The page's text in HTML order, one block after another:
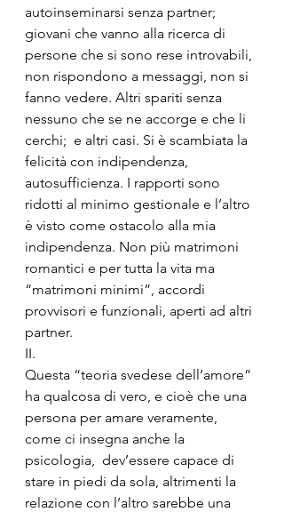
autoinseminarsi senza partner;
giovani che vanno alla ricerca di
persone che si sono rese introvabili,
non rispondono a messaggi, non si
fanno vedere. Altri spariti senza
nessuno che se ne accorge e che li
cerchi;  e altri casi. Si è scambiata la
felicità con indipendenza,
autosufficienza. I rapporti sono
ridotti al minimo gestionale e l’altro
è visto come ostacolo alla mia
indipendenza. Non più matrimoni
romantici e per tutta la vita ma
“matrimoni minimi”, accordi
provvisori e funzionali, aperti ad altri
partner.
II.
Questa “teoria svedese dell’amore”
ha qualcosa di vero, e cioè che una
persona per amare veramente,
come ci insegna anche la
psicologia,  dev’essere capace di
stare in piedi da sola, altrimenti la
relazione con l’altro sarebbe una